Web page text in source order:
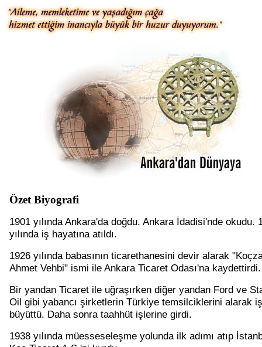
Özet Biyografi
1901 yılında Ankara'da doğdu. Ankara İdadisi'nde okudu.
yılında iş hayatına atıldı.
1926 yılında babasının ticarethanesini devir alarak
Ahmet Vehbi" ismi ile Ankara Ticaret Odası'na kaydettirdi.
Bir yandan Ticaret ile uğraşırken diğer yandan Ford ve
Oil gibi yabancı şirketlerin Türkiye temsilciklerini alarak
büyüttü. Daha sonra taahhüt işlerine girdi.
1938 yılında müesseseleşme yolunda ilk adımı atıp